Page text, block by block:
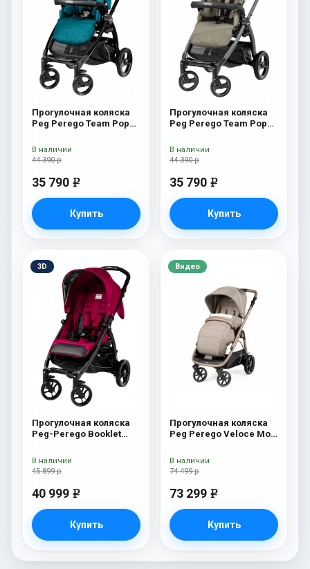
Прогулочная коляска
Peg Perego Team Pop
44 390 р
35 790 e
Купить
В наличии
Прогулочная коляска
Peg Perego Team Pop
44 390 р
35 790 e
Купить
В наличии
3D
Прогулочная коляска
Peg-Perego Booklet
45 899 р
40 999 e
Купить
В наличии
Видео
Прогулочная коляска
Peg Perego Veloce Mon
74 499 р
73 299 e
Купить
В наличии